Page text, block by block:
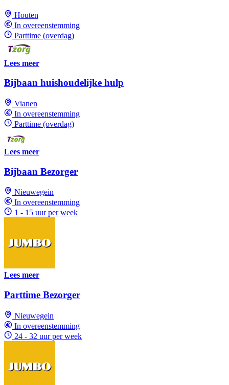
Houten
In overeenstemming
Parttime (overdag)
Lees meer
Bijbaan huishoudelijke hulp
Vianen
In overeenstemming
Parttime (overdag)
Lees meer
Bijbaan Bezorger
Nieuwegein
In overeenstemming
1 - 15 uur per week
Lees meer
Parttime Bezorger
Nieuwegein
In overeenstemming
24 - 32 uur per week